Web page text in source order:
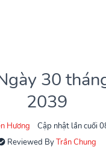
30
2039
Hương
Cập nhật lần cuối
Reviewed ByTrần Chung